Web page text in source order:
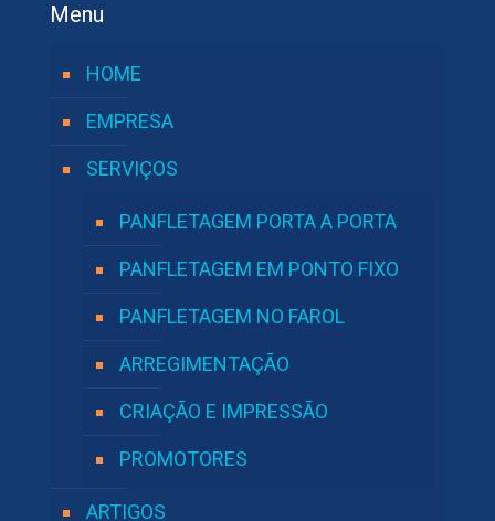
Menu
HOME
EMPRESA
SERVIÇOS
PANFLETAGEM PORTA A PORTA
PANFLETAGEM EM PONTO FIXO
PANFLETAGEM NO FAROL
ARREGIMENTAÇÃO
CRIAÇÃO E IMPRESSÃO
PROMOTORES
ARTIGOS